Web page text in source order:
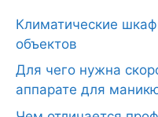
Климатические
объектов
Для чего нужна
аппарате для